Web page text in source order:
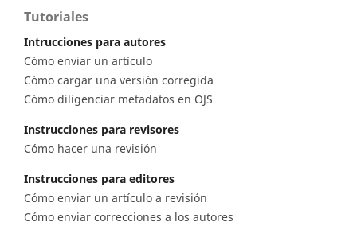
Tutoriales
Intrucciones para autores
Cómo enviar un artículo
Cómo cargar una versión corregida
Cómo diligenciar metadatos en OJS
Instrucciones para revisores
Cómo hacer una revisión
Instrucciones para editores
Cómo enviar un artículo a revisión
Cómo enviar correcciones a los autores